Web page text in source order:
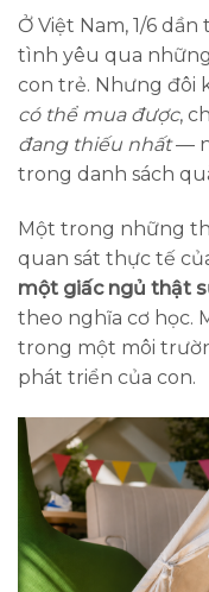
Ở Việt Nam, 1/6
tình yêu qua
con trẻ. Nhưng đôi
có thể mua được,
đang thiếu nhất—
trong danh sách
Một trong những
quan sát thực tế
một giấc ngủ thật
theo nghĩa cơ học.
trong một môi
phát triển của con.